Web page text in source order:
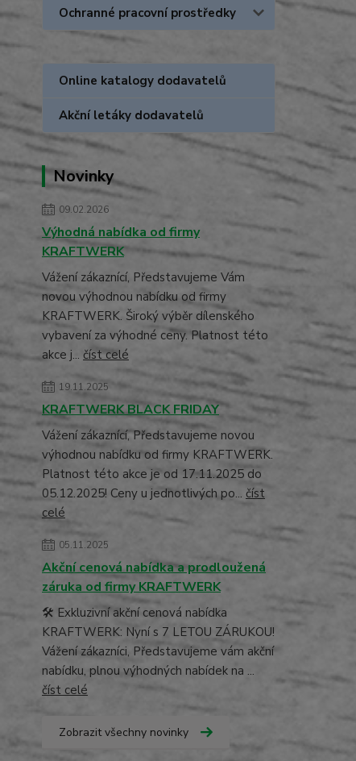
Ochranné pracovní prostředky
Online katalogy dodavatelů
Akční letáky dodavatelů
Novinky
09.02.2026
Výhodná nabídka od firmy
KRAFTWERK
Vážení zákaznící, Představujeme Vám
novou výhodnou nabídku od firmy
KRAFTWERK. Široký výběr dílenského
vybavení za výhodné ceny. Platnost této
akce j... číst celé
19.11.2025
KRAFTWERK BLACK FRIDAY
Vážení zákaznící, Představujeme novou
výhodnou nabídku od firmy KRAFTWERK.
Platnost této akce je od 17.11.2025 do
05.12.2025! Ceny u jednotlivých po... číst
celé
05.11.2025
Akční cenová nabídka a prodloužená
záruka od firmy KRAFTWERK
🛠️ Exkluzivní akční cenová nabídka
KRAFTWERK: Nyní s 7 LETOU ZÁRUKOU!
Vážení zákazníci, Představujeme vám akční
nabídku, plnou výhodných nabídek na ...
číst celé
Zobrazit všechny novinky